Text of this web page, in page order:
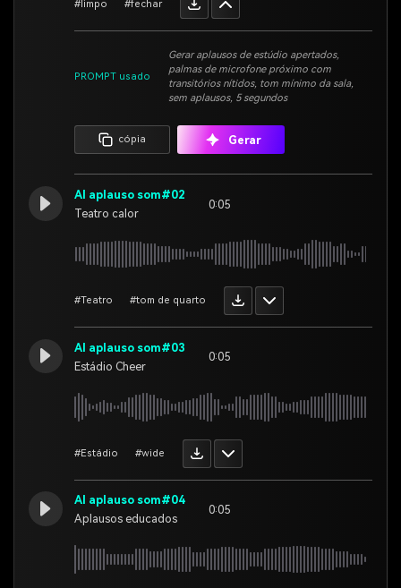
#limpo #fechar
PROMPT usado
Gerar aplausos de estúdio apertados,
palmas de microfone próximo com
transitórios nítidos, tom mínimo da sala,
sem aplausos, 5 segundos
cópia Gerar
AI aplauso som#02
Teatro calor
0:05
#Teatro #tom de quarto
AI aplauso som#03
Estádio Cheer
0:05
#Estádio #wide
AI aplauso som#04
Aplausos educados
0:05